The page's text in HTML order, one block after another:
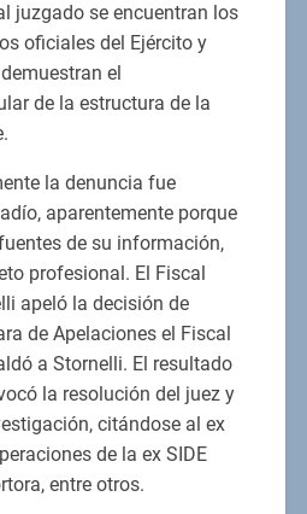
juzgado se encuentran los
oficiales del Ejército y
el
de la estructura de la
la denuncia fue
aparentemente porque
de su información,
profesional. El Fiscal
apeló la decisión de
de Apelaciones el Fiscal
a Stornelli. El resultado
la resolución del juez y
citándose al ex
de la ex SIDE
entre otros.